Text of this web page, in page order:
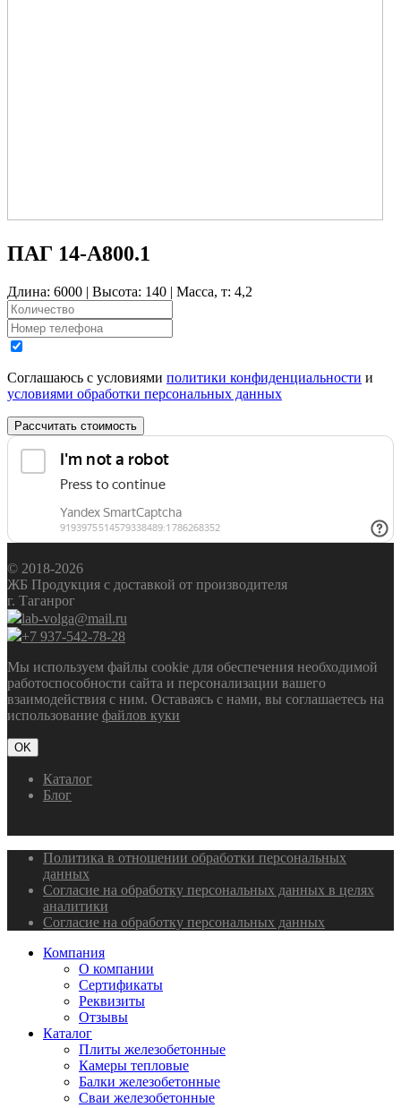
ПАГ 14-А800.1
Длина: 6000 | Высота: 140 | Масса, т: 4,2
Соглашаюсь с условиями политики конфиденциальности и
условиями обработки персональных данных
Рассчитать стоимость
© 2018-2026
ЖБ Продукция с доставкой от производителя
г. Таганрог
lab-volga@mail.ru
+7 937-542-78-28
Мы используем файлы cookie для обеспечения необходимой
работоспособности сайта и персонализации вашего
взаимодействия с ним. Оставаясь с нами, вы соглашаетесь на
использование файлов куки
OK
Каталог
Блог
Политика в отношении обработки персональных
данных
Согласие на обработку персональных данных в целях
аналитики
Согласие на обработку персональных данных
Компания
О компании
Сертификаты
Реквизиты
Отзывы
Каталог
Плиты железобетонные
Камеры тепловые
Балки железобетонные
Сваи железобетонные